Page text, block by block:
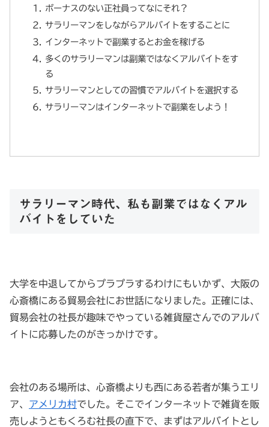
ボーナスのない正社員ってなにそれ？
サラリーマンをしながらアルバイトをすることに
インターネットで副業するとお金を稼げる
多くのサラリーマンは副業ではなくアルバイトをす
る
サラリーマンとしての習慣でアルバイトを選択する
サラリーマンはインターネットで副業をしよう！
サラリーマン時代、私も副業ではなくアル
バイトをしていた
大学を中退してからプラプラするわけにもいかず、大阪の
心斎橋にある貿易会社にお世話になりました。正確には、
貿易会社の社長が趣味でやっている雑貨屋さんでのアルバ
イトに応募したのがきっかけです。
会社のある場所は、心斎橋よりも西にある若者が集うエリ
ア、 アメリカ村でした。そこでインターネットで雑貨を販
売しようともくろむ社長の直下で、まずはアルバイトとし